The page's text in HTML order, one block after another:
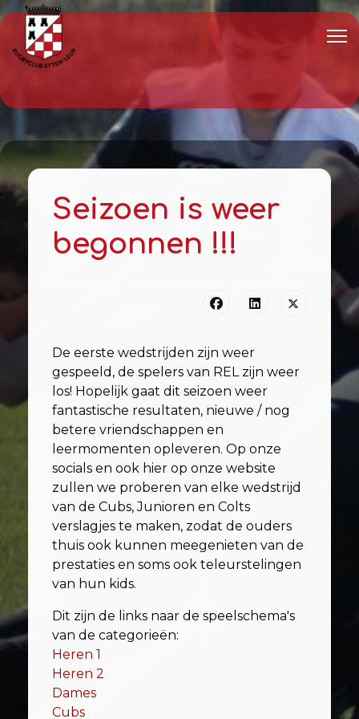
Seizoen is weer
begonnen !!!
De eerste wedstrijden zijn weer
gespeeld, de spelers van REL zijn weer
los! Hopelijk gaat dit seizoen weer
fantastische resultaten, nieuwe / nog
betere vriendschappen en
leermomenten opleveren. Op onze
socials en ook hier op onze website
zullen we proberen van elke wedstrijd
van de Cubs, Junioren en Colts
verslagjes te maken, zodat de ouders
thuis ook kunnen meegenieten van de
prestaties en soms ook teleurstelingen
van hun kids.
Dit zijn de links naar de speelschema's
van de categorieën:
Heren 1
Heren 2
Dames
Cubs